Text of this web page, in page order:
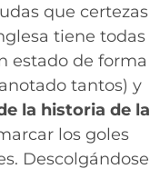
que certezas
tiene todas
estado de forma
tantos) y
la historia de la
los goles
Descolgándose